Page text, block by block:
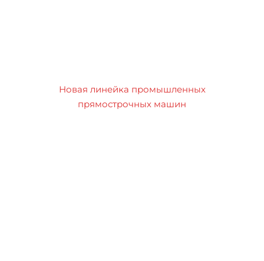
Новая линейка промышленных
прямострочных машин